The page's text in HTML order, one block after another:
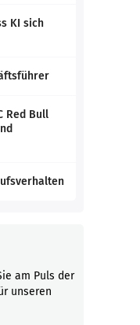
KI sich
Red Bull
am Puls der
unseren